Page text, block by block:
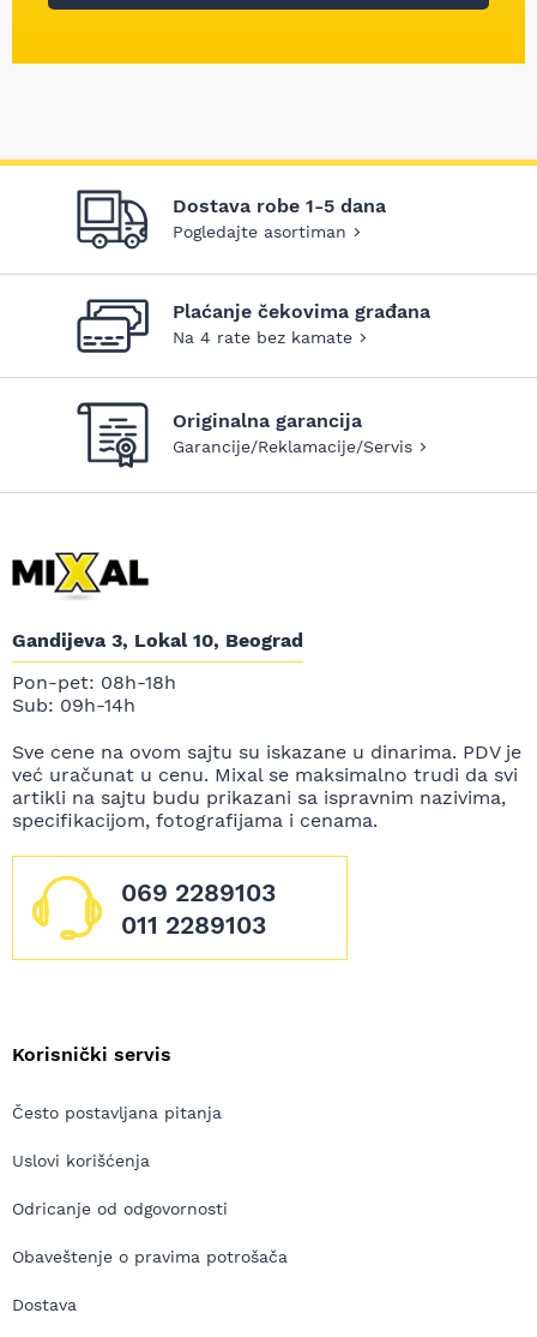
Dostava robe 1-5 dana
Pogledajte asortiman
Plaćanje čekovima građana
Na 4 rate bez kamate
Originalna garancija
Garancije/Reklamacije/Servis
Gandijeva 3, Lokal 10, Beograd
Pon-pet: 08h-18h
Sub: 09h-14h
Sve cene na ovom sajtu su iskazane u dinarima. PDV je
već uračunat u cenu. Mixal se maksimalno trudi da svi
artikli na sajtu budu prikazani sa ispravnim nazivima,
specifikacijom, fotografijama i cenama.
069 2289103
011 2289103
Korisnički servis
Često postavljana pitanja
Uslovi korišćenja
Odricanje od odgovornosti
Obaveštenje o pravima potrošača
Dostava